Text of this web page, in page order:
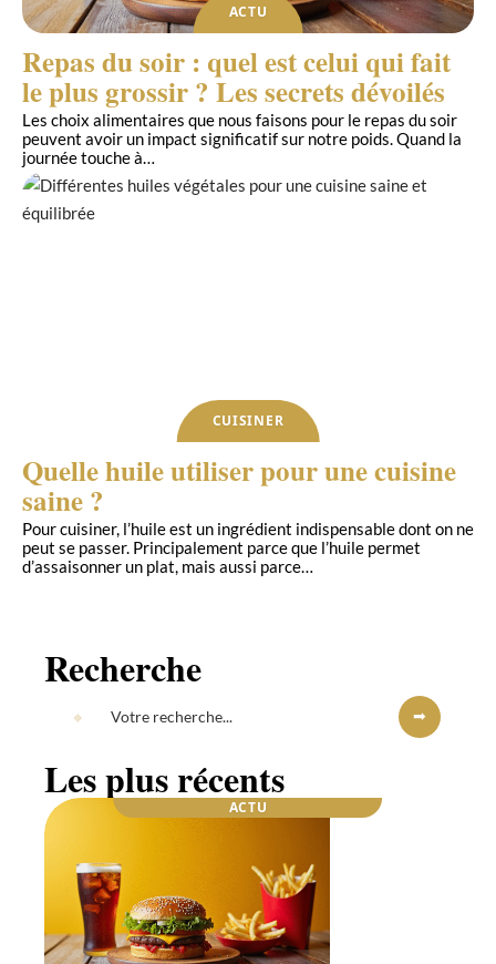
ACTU
Repas du soir : quel est celui qui fait
le plus grossir ? Les secrets dévoilés
Les choix alimentaires que nous faisons pour le repas du soir
peuvent avoir un impact significatif sur notre poids. Quand la
journée touche à
CUISINER
Quelle huile utiliser pour une cuisine
saine ?
Pour cuisiner, l’huile est un ingrédient indispensable dont on ne
peut se passer. Principalement parce que l’huile permet
d’assaisonner un plat, mais aussi parce…
Recherche
Les plus récents
ACTU